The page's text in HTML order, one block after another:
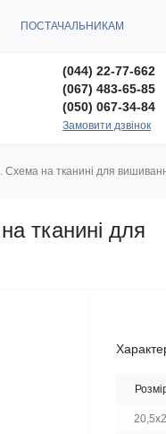
ПОСТАЧАЛЬНИКАМ
(044) 22-77-662
(067) 483-65-85
(050) 067-34-84
Замовити дзвінок
на тканині для
тканині для